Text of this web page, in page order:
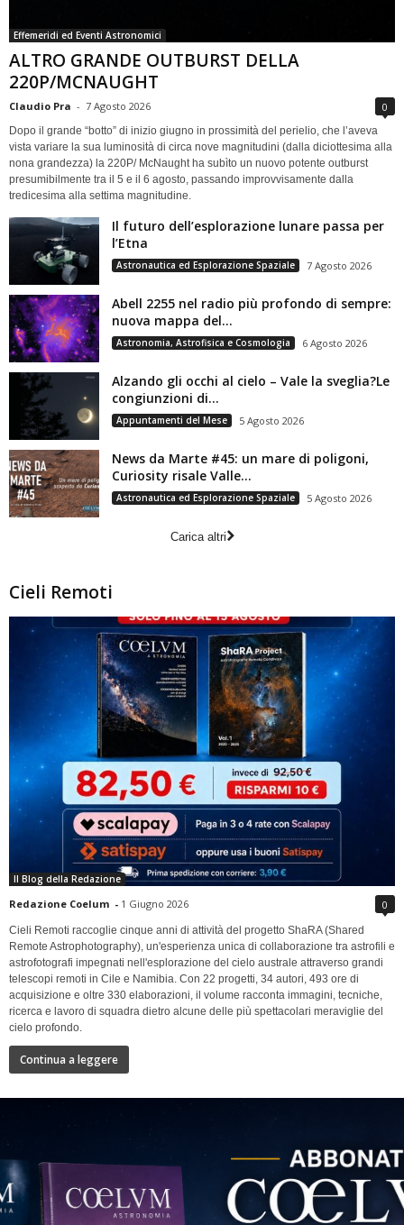
Effemeridi ed Eventi Astronomici
ALTRO GRANDE OUTBURST DELLA
220P/MCNAUGHT
Claudio Pra - 7 Agosto 2026 0
Dopo il grande “botto” di inizio giugno in prossimità del perielio, che l’aveva
vista variare la sua luminosità di circa nove magnitudini (dalla diciottesima alla
nona grandezza) la 220P/ McNaught ha subìto un nuovo potente outburst
presumibilmente tra il 5 e il 6 agosto, passando improvvisamente dalla
tredicesima alla settima magnitudine.
Il futuro dell’esplorazione lunare passa per
l’Etna
Astronautica ed Esplorazione Spaziale 7 Agosto 2026
Abell 2255 nel radio più profondo di sempre:
nuova mappa del...
Astronomia, Astrofisica e Cosmologia 6 Agosto 2026
Alzando gli occhi al cielo – Vale la sveglia?Le
congiunzioni di...
Appuntamenti del Mese 5 Agosto 2026
News da Marte #45: un mare di poligoni,
Curiosity risale Valle...
Astronautica ed Esplorazione Spaziale 5 Agosto 2026
Carica altri
Cieli Remoti
Il Blog della Redazione
Redazione Coelum - 1 Giugno 2026 0
Cieli Remoti raccoglie cinque anni di attività del progetto ShaRA (Shared
Remote Astrophotography), un'esperienza unica di collaborazione tra astrofili e
astrofotografi impegnati nell'esplorazione del cielo australe attraverso grandi
telescopi remoti in Cile e Namibia. Con 22 progetti, 34 autori, 493 ore di
acquisizione e oltre 330 elaborazioni, il volume racconta immagini, tecniche,
ricerca e lavoro di squadra dietro alcune delle più spettacolari meraviglie del
cielo profondo.
Continua a leggere